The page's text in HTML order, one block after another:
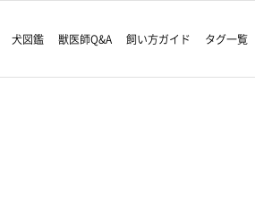
犬図鑑 獣医師Q&A 飼い方ガイド タグ一覧